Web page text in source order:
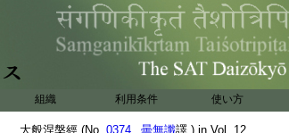
組織 利用条件 使い方
大般涅槃經 (No. 0374_ 曇無讖譯 ) in Vol. 12